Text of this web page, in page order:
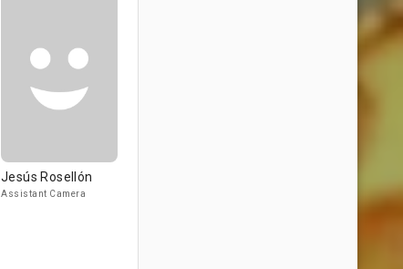
Jesús Rosellón
Assistant Camera